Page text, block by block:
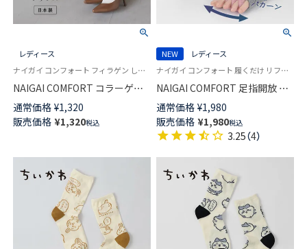
レディース
ナイガイ コンフォート フィラゲン しっとりとした肌ざわり 日本製 女性 婦人 靴下
NAIGAI COMFORT コラーゲン
ペプチド配合 FILAGEN ワイド
くちゴム クルー丈 ソックス レ
ディース 03022501
通常価格 ¥1,320
販売価格 ¥1,320税込
NEW
レディース
ナイガイ コンフォート 履くだけ リフレッシュ！足指ストレッチ
NAIGAI COMFORT 足指開放 カ
バーソックス 土踏まずクッショ
ン付き 足指セパレーター ルー
ムソックス レディース
93072020
通常価格 ¥1,980
販売価格 ¥1,980税込
3.25（4）